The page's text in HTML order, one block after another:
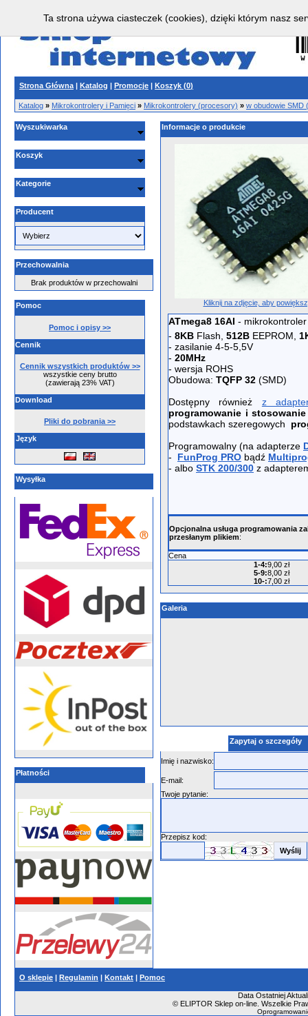
Strona Główna | Katalog | Promocje | Koszyk (0)
Katalog » Mikrokontrolery i Pamięci » Mikrokontrolery (procesory) » w obudowie SMD
Wyszukiwarka
Koszyk
Kategorie
Producent
Przechowalnia
Brak produktów w przechowalni
Pomoc
Pomoc i opisy >>
Cennik
Cennik wszystkich produktów >>
wszystkie ceny brutto
(zawierają 23% VAT)
Download
Pliki do pobrania >>
Język
Wysyłka
Płatności
Informacje o produkcie
Kliknij na zdjęcie, aby
ATmega8 16AI -
- 8KB Flash, 512B EEPROM,
- zasilanie 4-5-5,5V
- 20MHz
- wersja ROHS
Obudowa: TQFP 32 (SMD)
Dostępny również z
programowanie i stosowanie
podstawkach szeregowych
Programowalny (na adapterze
- FunProg PRO bądź
- albo STK 200/300 z
Opcjonalna usługa programowania
przesłanym plikiem:
Cena
1-4:9,00 zł
5-9:8,00 zł
10-:7,00 zł
Galeria
Zapytaj o szczegóły
Imię i nazwisko:
E-mail:
Twoje pytanie:
Przepisz kod:
O sklepie | Regulamin | Kontakt | Pomoc
Data Ostatniej
©ELIPTOR Sklep on-line. Wszelkie
Ta strona używa ciasteczek (cookies), dzięki którym nasz